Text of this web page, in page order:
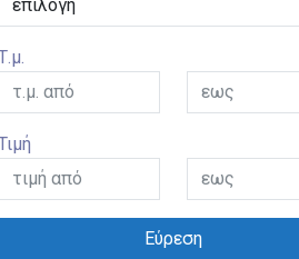
Εύρεση